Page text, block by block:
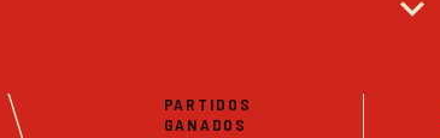
PARTIDOS
GANADOS